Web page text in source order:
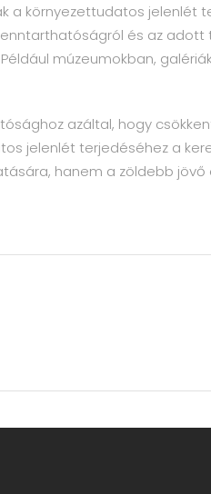
a környezettudatos
és az
múzeumokban,
azáltal, hogy
jelenlét terjedéséhez a
hanem a zöldebb